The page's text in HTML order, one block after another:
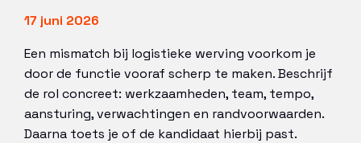
17 juni 2026
Een mismatch bij logistieke werving voorkom je
door de functie vooraf scherp te maken. Beschrijf
de rol concreet: werkzaamheden, team, tempo,
aansturing, verwachtingen en randvoorwaarden.
Daarna toets je of de kandidaat hierbij past.